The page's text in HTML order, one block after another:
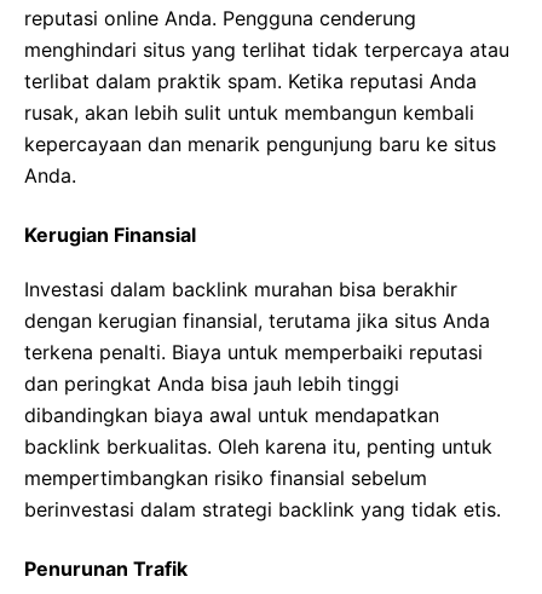
reputasi online Anda. Pengguna cenderung
menghindari situs yang terlihat tidak terpercaya atau
terlibat dalam praktik spam. Ketika reputasi Anda
rusak, akan lebih sulit untuk membangun kembali
kepercayaan dan menarik pengunjung baru ke situs
Anda.
Kerugian Finansial
Investasi dalam backlink murahan bisa berakhir
dengan kerugian finansial, terutama jika situs Anda
terkena penalti. Biaya untuk memperbaiki reputasi
dan peringkat Anda bisa jauh lebih tinggi
dibandingkan biaya awal untuk mendapatkan
backlink berkualitas. Oleh karena itu, penting untuk
mempertimbangkan risiko finansial sebelum
berinvestasi dalam strategi backlink yang tidak etis.
Penurunan Trafik